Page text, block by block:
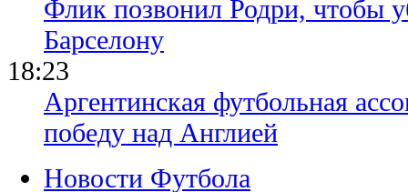
Флик позвонил Родри, чтобы
Барселону
18:23
Аргентинская футбольная
победу над Англией
Новости Футбола